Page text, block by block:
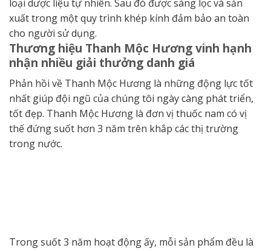
loại dược liệu tự nhiên. Sau đó được sàng lọc và sản
xuất trong một quy trình khép kính đảm bảo an toàn
cho người sử dụng.
Thương hiệu Thanh Mộc Hương vinh hạnh
nhận nhiều giải thưởng danh giá
Phản hồi về Thanh Mộc Hương là những động lực tốt
nhất giúp đội ngũ của chúng tôi ngày càng phát triển,
tốt đẹp. Thanh Mộc Hương là đơn vị thuốc nam có vị
thế đứng suốt hơn 3 năm trên khắp các thị trường
trong nước.
Trong suốt 3 năm hoạt động ấy, mỗi sản phẩm đều là